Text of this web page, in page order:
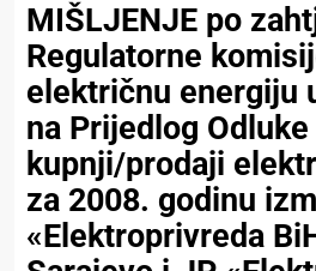
MIŠLJENJE po
Regulatorne
električnu energiju
na Prijedlog Odluke
kupnji/prodaji
za 2008. godinu
«Elektroprivreda